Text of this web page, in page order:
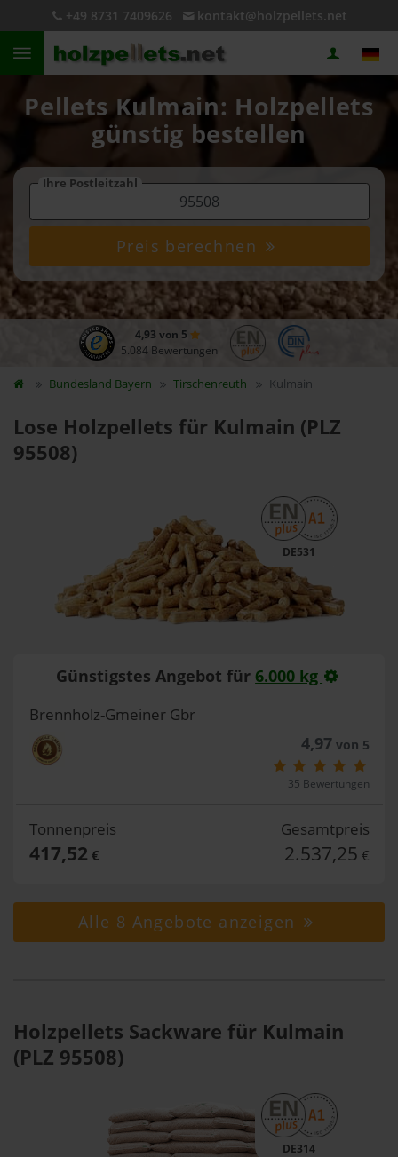
+49 8731 7409626 kontakt@holzpellets.net
Pellets Kulmain: Holzpellets
günstig bestellen
Ihre Postleitzahl
Preis berechnen
4,93 von 5
5.084 Bewertungen
Bundesland Bayern Tirschenreuth Kulmain
Lose Holzpellets für Kulmain (PLZ
95508)
DE531
Günstigstes Angebot für 6.000 kg
Brennholz-Gmeiner Gbr
4,97von 5
35 Bewertungen
Tonnenpreis
417,52 €
Gesamtpreis
2.537,25 €
Alle 8 Angebote anzeigen
Holzpellets Sackware für Kulmain
(PLZ 95508)
DE314